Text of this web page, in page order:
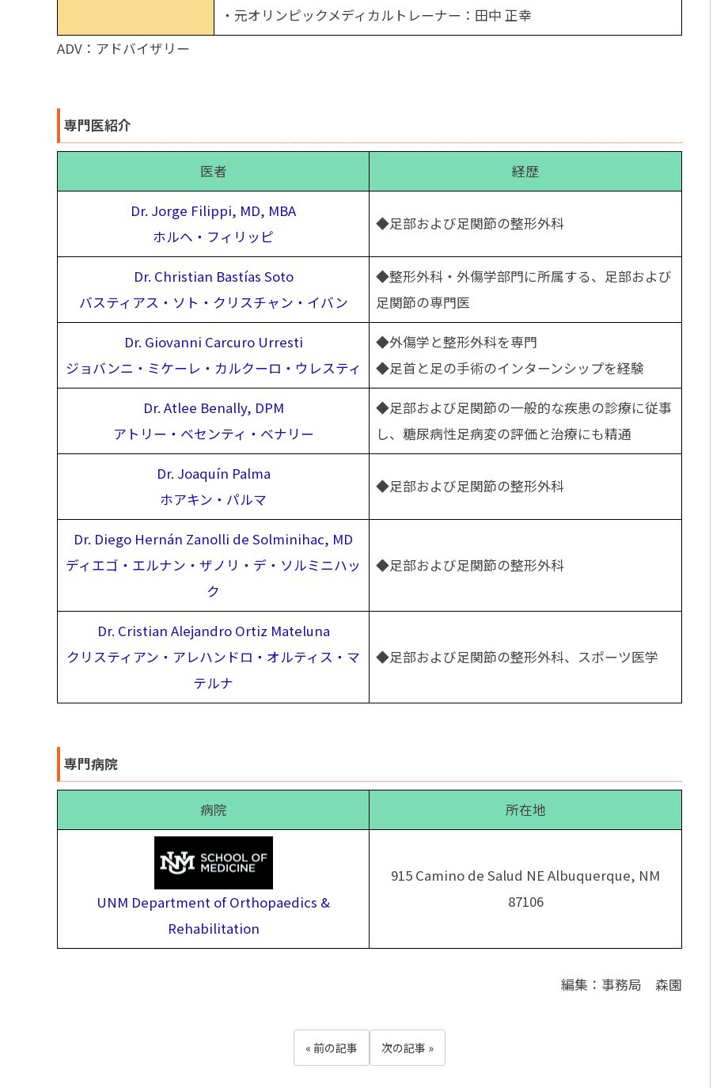
・元オリンピックメディカルトレーナー：田中 正幸
ADV：アドバイザリー
専門医紹介
医者 経歴
Dr. Jorge Filippi, MD, MBA
ホルヘ・フィリッピ
◆足部および足関節の整形外科
Dr. Christian Bastías Soto
バスティアス・ソト・クリスチャン・イバン
◆整形外科・外傷学部門に所属する、足部および
足関節の専門医
Dr. Giovanni Carcuro Urresti
ジョバンニ・ミケーレ・カルクーロ・ウレスティ
◆外傷学と整形外科を専門
◆足首と足の手術のインターンシップを経験
Dr. Atlee Benally, DPM
アトリー・ベセンティ・ベナリー
◆足部および足関節の一般的な疾患の診療に従事
し、糖尿病性足病変の評価と治療にも精通
Dr. Joaquín Palma
ホアキン・パルマ
◆足部および足関節の整形外科
Dr. Diego Hernán Zanolli de Solminihac, MD
ディエゴ・エルナン・ザノリ・デ・ソルミニハッ
ク
◆足部および足関節の整形外科
Dr. Cristian Alejandro Ortiz Mateluna
クリスティアン・アレハンドロ・オルティス・マ
テルナ
◆足部および足関節の整形外科、スポーツ医学
専門病院
病院 所在地
UNM Department of Orthopaedics &
Rehabilitation
915 Camino de Salud NE Albuquerque, NM
87106
編集：事務局 森園
« 前の記事 次の記事 »